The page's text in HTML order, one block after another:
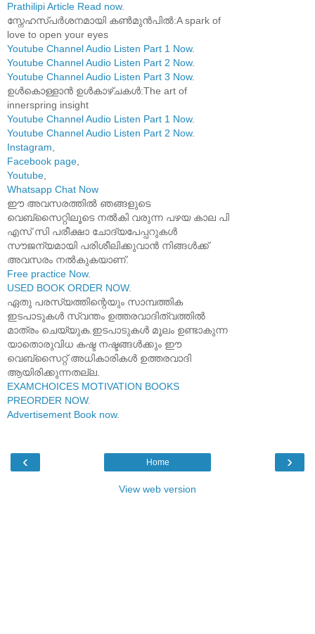
Prathilipi Article Read now.
സ്നേഹസ്പർശനമായി കൺമുൻപിൽ:A spark of
love to open your eyes
Youtube Channel Audio Listen Part 1 Now.
Youtube Channel Audio Listen Part 2 Now.
Youtube Channel Audio Listen Part 3 Now.
ഉൾകൊള്ളാൻ ഉൾകാഴ്ചകൾ:The art of
innerspring insight
Youtube Channel Audio Listen Part 1 Now.
Youtube Channel Audio Listen Part 2 Now.
Instagram,
Facebook page,
Youtube,
Whatsapp Chat Now
ഈ അവസരത്തിൽ ഞങ്ങളുടെ
വെബ്സൈറ്റിലൂടെ നൽകി വരുന്ന പഴയ കാല പി
എസ് സി പരീക്ഷാ ചോദ്യപേപ്പറുകൾ
സൗജന്യമായി പരിശീലിക്കുവാൻ നിങ്ങൾക്ക്
അവസരം നൽകുകയാണ്.
Free practice Now.
USED BOOK ORDER NOW.
ഏതു പരസ്യത്തിന്റെയും സാമ്പത്തിക
ഇടപാടുകൾ സ്വന്തം ഉത്തരവാദിത്വത്തിൽ
മാത്രം ചെയ്യുക.ഇടപാടുകൾ മൂലം ഉണ്ടാകുന്ന
യാതൊരുവിധ കഷ്ട നഷ്ടങ്ങൾക്കും ഈ
വെബ്സൈറ്റ് അധികാരികൾ ഉത്തരവാദി
ആയിരിക്കുന്നതല്ല.
EXAMCHOICES MOTIVATION BOOKS
PREORDER NOW.
Advertisement Book now.
‹ ›
Home
View web version